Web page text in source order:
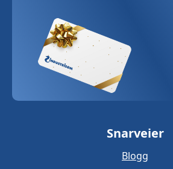
Snarveier
Blogg